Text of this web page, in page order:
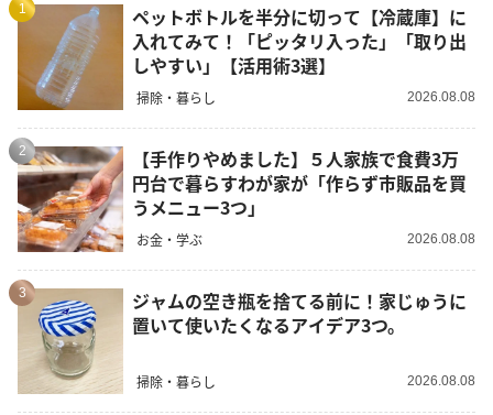
1
ペットボトルを半分に切って【冷蔵庫】に
入れてみて！「ピッタリ入った」「取り出
しやすい」【活用術3選】
掃除・暮らし 2026.08.08
2
【手作りやめました】５人家族で食費3万
円台で暮らすわが家が「作らず市販品を買
うメニュー3つ」
お金・学ぶ 2026.08.08
3
ジャムの空き瓶を捨てる前に！家じゅうに
置いて使いたくなるアイデア3つ。
掃除・暮らし 2026.08.08